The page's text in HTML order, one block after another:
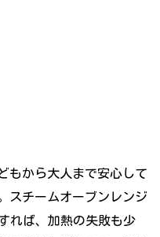
もから大人まで安心して
スチームオーブンレンジ
れば、加熱の失敗も少